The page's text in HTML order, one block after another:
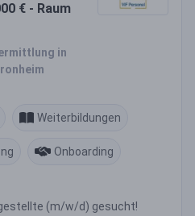
€ - Raum
in
Weiterbildungen
Onboarding
(m/w/d) gesucht!